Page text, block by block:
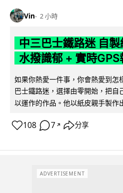
Vin 2 小時
中三巴士鐵路迷 自
水撥識郁 + 實時GPS
如果你熱愛一件事，你會熱愛到怎
巴士鐵路迷，選擇由零開始，把自
以運作的作品。他以紙皮親手製作
108 7 ↗ 分享
ADVERTISEMENT